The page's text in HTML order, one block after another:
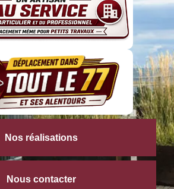
Nos réalisations
Nous contacter